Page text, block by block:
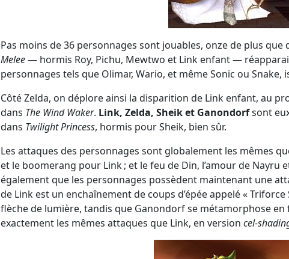
Pas moins de 36 personnages sont jouables, onze de plus que
Melee— hormis Roy, Pichu, Mewtwo et Link enfant —
personnages tels que Olimar, Wario, et même Sonic ou Snake,
Côté Zelda, on déplore ainsi la disparition de Link enfant, au
dans The Wind Waker. Link, Zelda, Sheik et Ganondorfsont
dans Twilight Princess, hormis pour Sheik, bien sûr.
Les attaques des personnages sont globalement les mêmes
et le boomerang pour Link ; et le feu de Din, l’amour de Nayru
également que les personnages possèdent maintenant une
de Link est un enchaînement de coups d’épée appelé «
flèche de lumière, tandis que Ganondorf se métamorphose
exactement les mêmes attaques que Link, en version cel-